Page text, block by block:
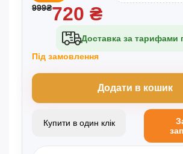
999₴720 ₴
Доставка за тарифами
Під замовлення
Додати в кошик
Купити в один клік